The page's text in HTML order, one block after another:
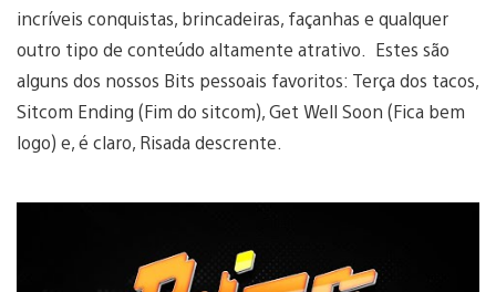
incríveis conquistas, brincadeiras, façanhas e qualquer
outro tipo de conteúdo altamente atrativo. Estes são
alguns dos nossos Bits pessoais favoritos: Terça dos tacos,
Sitcom Ending (Fim do sitcom), Get Well Soon (Fica bem
logo) e, é claro, Risada descrente.